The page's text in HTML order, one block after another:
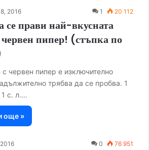
2016 1 20 112
се прави най-вкусната
пипер! (стъпка по
с червен пипер е изключително
трябва да се пробва. 1
с. л.…
още »
0 76 951